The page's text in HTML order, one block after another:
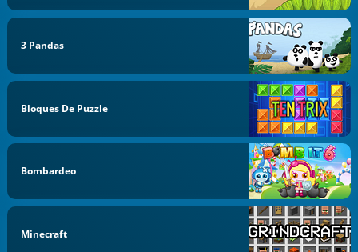
3 Pandas
Bloques De Puzzle
Bombardeo
Minecraft